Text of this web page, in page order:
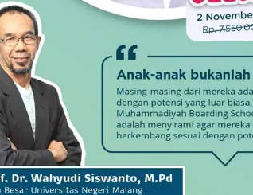
juga adab bertetangga.
tetangga, lebih dipikirkannya.
Sejak pagi, banyak orang hilir mudik,
sepeda motor, sebagian diangkut becak.